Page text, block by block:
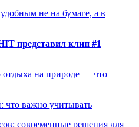
не на бумаге, а в
представил клип #1
отдыха на природе — что
что важно учитывать
современные решения для